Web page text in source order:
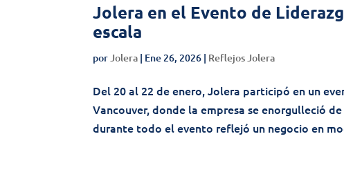
Jolera en el Evento de
escala
porJolera | Ene 26, 2026 | Reflejos Jolera
Del 20 al 22 de enero, Jolera participó en un
Vancouver, donde la empresa se enorgulleció
durante todo el evento reflejó un negocio en